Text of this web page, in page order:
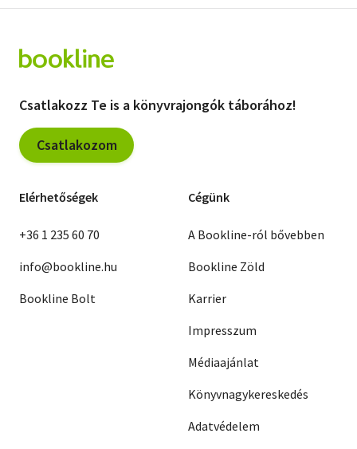
Csatlakozz Te is a könyvrajongók táborához!
Csatlakozom
Elérhetőségek
+36 1 235 60 70
info@bookline.hu
Bookline Bolt
Cégünk
A Bookline-ról bővebben
Bookline Zöld
Karrier
Impresszum
Médiaajánlat
Könyvnagykereskedés
Adatvédelem